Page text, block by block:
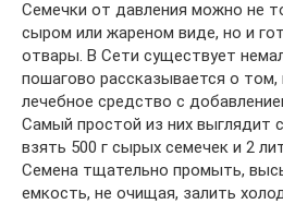
Семечки от давления можно не
сыром или жареном виде, но и
отвары. В Сети существует
пошагово рассказывается о том,
лечебное средство с
Самый простой из них выглядит
взять 500 г сырых семечек и 2
Семена тщательно промыть,
емкость, не очищая, залить